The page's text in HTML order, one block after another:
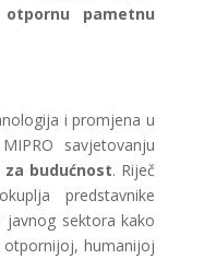
pametnu
i promjena u
savjetovanju
budućnost. Riječ
predstavnike
javnog sektora kako
otpornijoj, humanijoj